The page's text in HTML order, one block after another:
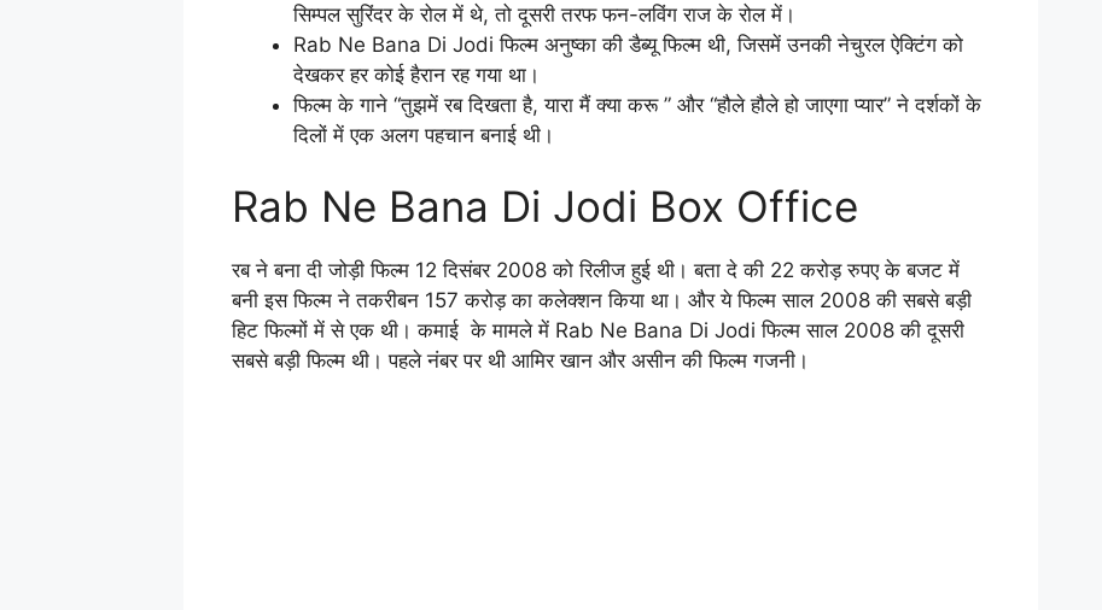
सिम्पल सुरिंदर के रोल में थे, तो दूसरी तरफ फन-लविंग राज के रोल में।
Rab Ne Bana Di Jodi फिल्म अनुष्का की डैब्यू फिल्म थी, जिसमें उनकी नेचुरल ऐक्टिंग को
देखकर हर कोई हैरान रह गया था।
फिल्म के गाने “तुझमें रब दिखता है, यारा मैं क्या करू ” और “हौले हौले हो जाएगा प्यार” ने दर्शकों के
दिलों में एक अलग पहचान बनाई थी।
Rab Ne Bana Di Jodi Box Office
रब ने बना दी जोड़ी फिल्म 12 दिसंबर 2008 को रिलीज हुई थी। बता दे की 22 करोड़ रुपए के बजट में
बनी इस फिल्म ने तकरीबन 157 करोड़ का कलेक्शन किया था। और ये फिल्म साल 2008 की सबसे बड़ी
हिट फिल्मों में से एक थी। कमाई के मामले में Rab Ne Bana Di Jodi फिल्म साल 2008 की दूसरी
सबसे बड़ी फिल्म थी। पहले नंबर पर थी आमिर खान और असीन की फिल्म गजनी।